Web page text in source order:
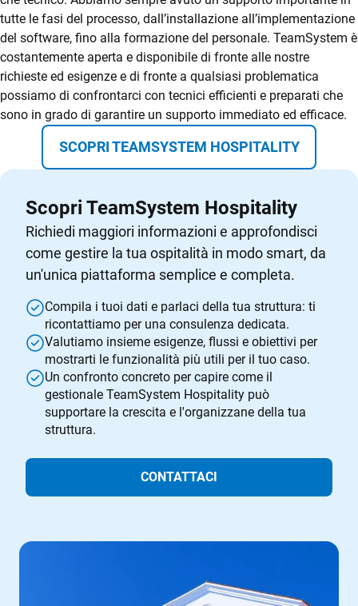
tutte le fasi del processo, dall’installazione all’implementazione
del software, fino alla formazione del personale. TeamSystem è
costantemente aperta e disponibile di fronte alle nostre
richieste ed esigenze e di fronte a qualsiasi problematica
possiamo di confrontarci con tecnici efficienti e preparati che
sono in grado di garantire un supporto immediato ed efficace.
SCOPRI TEAMSYSTEM HOSPITALITY
Scopri TeamSystem Hospitality
Richiedi maggiori informazioni e approfondisci
come gestire la tua ospitalità in modo smart, da
un'unica piattaforma semplice e completa.
Compila i tuoi dati e parlaci della tua struttura: ti
ricontattiamo per una consulenza dedicata.
Valutiamo insieme esigenze, flussi e obiettivi per
mostrarti le funzionalità più utili per il tuo caso.
Un confronto concreto per capire come il
gestionale TeamSystem Hospitality può
supportare la crescita e l'organizzane della tua
struttura.
CONTATTACI